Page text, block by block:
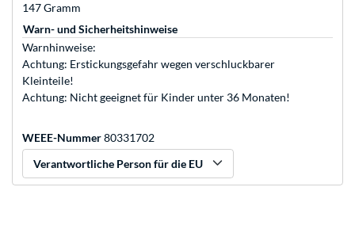
147 Gramm
Warn- und Sicherheitshinweise
Warnhinweise:
Achtung: Erstickungsgefahr wegen verschluckbarer
Kleinteile!
Achtung: Nicht geeignet für Kinder unter 36 Monaten!
WEEE-Nummer80331702
Verantwortliche Person für die EU